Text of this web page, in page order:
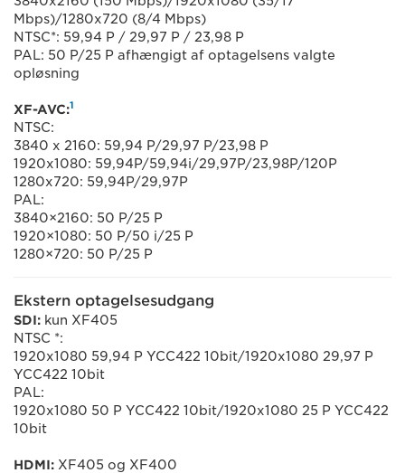
Mbps)/1280x720 (8/4 Mbps)
NTSC*: 59,94 P / 29,97 P / 23,98 P
PAL: 50 P/25 P afhængigt af optagelsens valgte
opløsning
XF-AVC:1
NTSC:
3840 x 2160: 59,94 P/29,97 P/23,98 P
1920x1080: 59,94P/59,94i/29,97P/23,98P/120P
1280x720: 59,94P/29,97P
PAL:
3840×2160: 50 P/25 P
1920×1080: 50 P/50 i/25 P
1280×720: 50 P/25 P
Ekstern optagelsesudgang
SDI: kun XF405
NTSC *:
1920x1080 59,94 P YCC422 10bit/1920x1080 29,97 P
YCC422 10bit
PAL:
1920x1080 50 P YCC422 10bit/1920x1080 25 P YCC422
10bit
HDMI: XF405 og XF400